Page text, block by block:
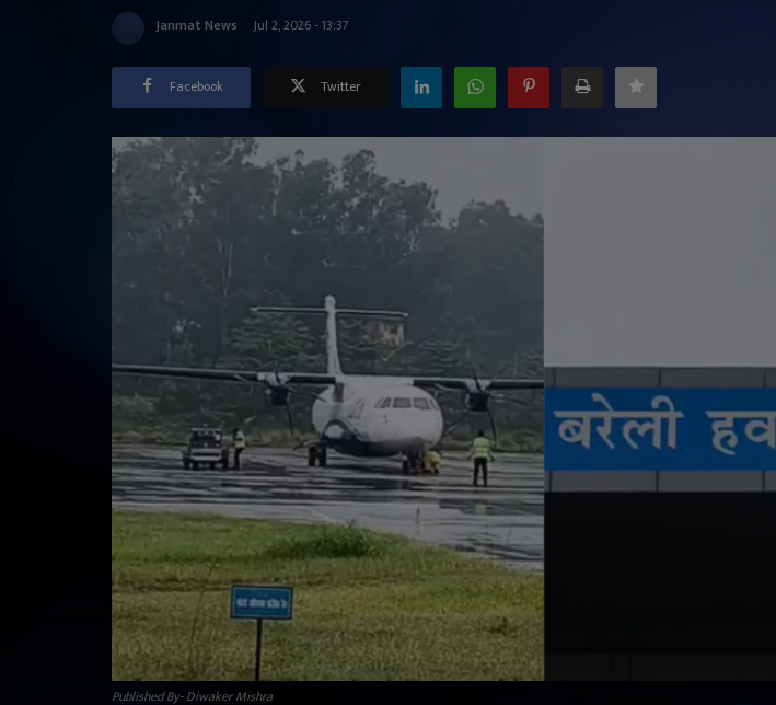
Janmat News Jul 2, 2026 - 13:37
Facebook Twitter
Published By- Diwaker Mishra